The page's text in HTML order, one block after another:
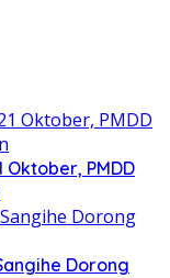
Oktober, PMDD
Dorong